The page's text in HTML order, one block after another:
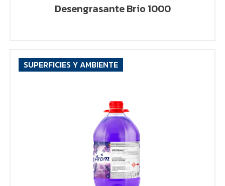
Desengrasante Brio 1000
VER PRODUCTO
SUPERFICIES Y AMBIENTE